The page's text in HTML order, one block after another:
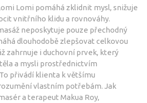
Lomi pomáhá zklidnit mysl, snižuje
vnitřního klidu a rovnováhy.
neposkytuje pouze přechodný
dlouhodobě zlepšovat celkovou
zahrnuje i duchovní prvek, který
a mysli prostřednictvím
přivádí klienta k většímu
vlastním potřebám. Jak
a terapeut Makua Roy,